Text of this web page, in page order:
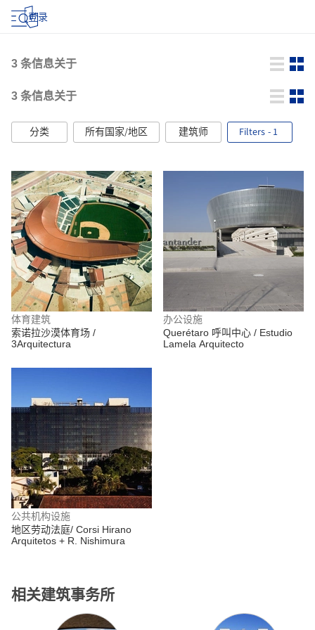
登录
3 条信息关于
3 条信息关于
分类 所有国家/地区 建筑师 Filters - 1
体育建筑
索诺拉沙漠体育场 /
3Arquitectura
办公设施
Querétaro 呼叫中心 / Estudio
Lamela Arquitecto
公共机构设施
地区劳动法庭/ Corsi Hirano
Arquitetos + R. Nishimura
相关建筑事务所